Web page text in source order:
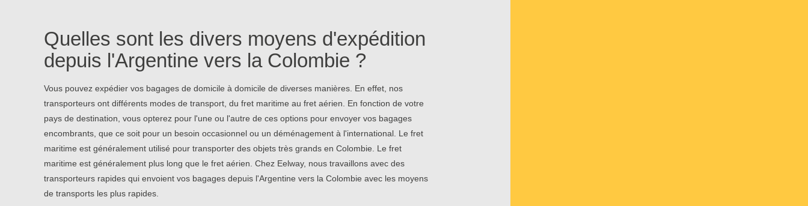
Quelles sont les divers moyens d'expédition
depuis l'Argentine vers la Colombie ?
Vous pouvez expédier vos bagages de domicile à domicile de diverses manières. En effet, nos
transporteurs ont différents modes de transport, du fret maritime au fret aérien. En fonction de votre
pays de destination, vous opterez pour l'une ou l'autre de ces options pour envoyer vos bagages
encombrants, que ce soit pour un besoin occasionnel ou un déménagement à l'international. Le fret
maritime est généralement utilisé pour transporter des objets très grands en Colombie. Le fret
maritime est généralement plus long que le fret aérien. Chez Eelway, nous travaillons avec des
transporteurs rapides qui envoient vos bagages depuis l'Argentine vers la Colombie avec les moyens
de transports les plus rapides.